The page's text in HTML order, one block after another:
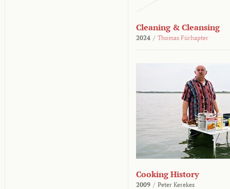
Cleaning & Cleansing
2024 / Thomas Fürhapter
Cooking History
2009 / Peter Kerekes